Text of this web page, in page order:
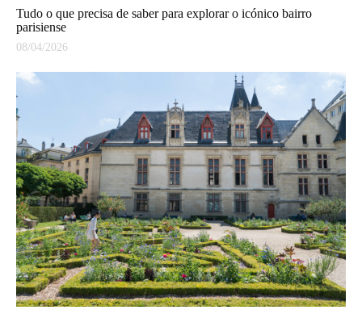
Tudo o que precisa de saber para explorar o icónico bairro
parisiense
08/04/2026